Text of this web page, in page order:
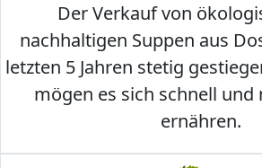
Der Verkauf von
nachhaltigen Suppen aus
letzten 5 Jahren stetig
mögen es sich schnell und
ernähren.